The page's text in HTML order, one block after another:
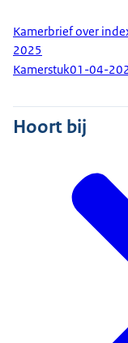
Kamerbrief over
2025
Kamerstuk01-04-
Hoort bij